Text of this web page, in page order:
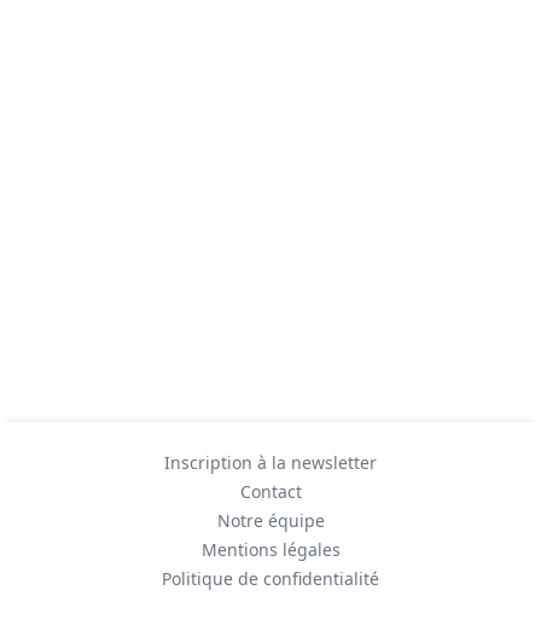
Inscription à la newsletter
Contact
Notre équipe
Mentions légales
Politique de confidentialité